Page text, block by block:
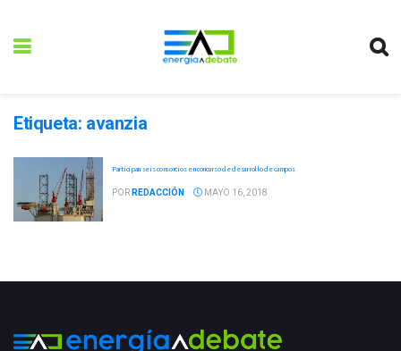
Etiqueta: avanzia
Participan seis consorcios en concurso de desarrollo de campos
POR REDACCIÓN MAYO 16, 2018